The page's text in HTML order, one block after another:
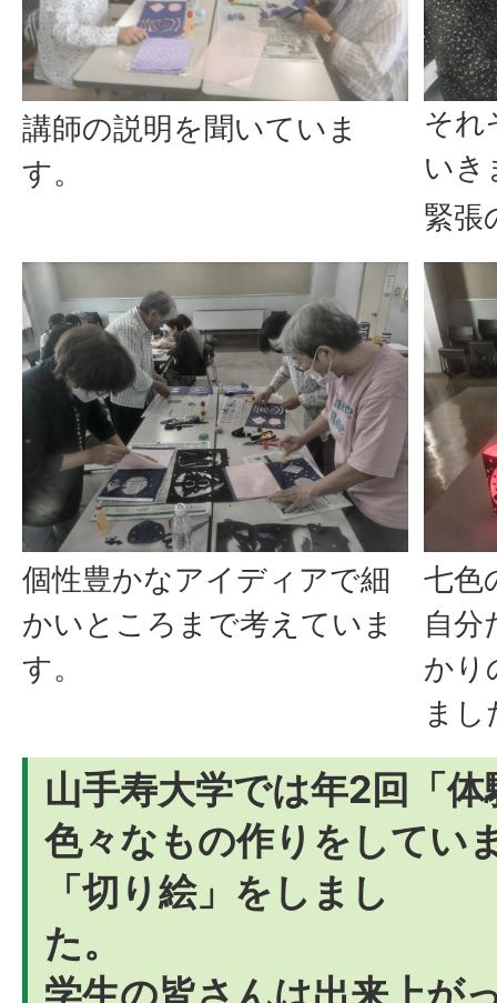
講師の説明を聞いていま
す。
それ
いき
緊張
個性豊かなアイディアで細
かいところまで考えていま
す。
七色
自分
かり
まし
山手寿大学では年2回「
色々なもの作りをしてい
「切り絵」をしまし
学生の皆さんは出来上が